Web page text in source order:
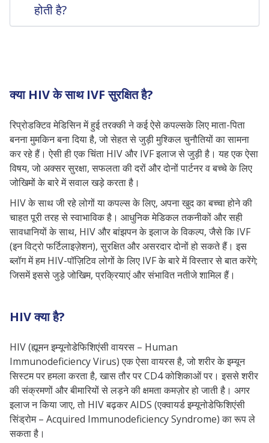
होती है?
क्या HIV के साथ IVF सुरक्षित है?
रिप्रोडक्टिव मेडिसिन में हुई तरक्की ने कई ऐसे कपल्सके लिए माता-पिता
बनना मुमकिन बना दिया है, जो सेहत से जुड़ी मुश्किल चुनौतियों का सामना
कर रहे हैं। ऐसी ही एक चिंता HIV और IVF इलाज से जुड़ी है। यह एक ऐसा
विषय, जो अक्सर सुरक्षा, सफलता की दरों और दोनों पार्टनर व बच्चे के लिए
जोखिमों के बारे में सवाल खड़े करता है।
HIV के साथ जी रहे लोगों या कपल्स के लिए, अपना खुद का बच्चा होने की
चाहत पूरी तरह से स्वाभाविक है। आधुनिक मेडिकल तकनीकों और सही
सावधानियों के साथ, HIV और बांझपन के इलाज के विकल्प, जैसे कि IVF
(इन विट्रो फर्टिलाइज़ेशन), सुरक्षित और असरदार दोनों हो सकते हैं। इस
ब्लॉग में हम HIV-पॉज़िटिव लोगों के लिए IVF के बारे में विस्तार से बात करेंगे;
जिसमें इससे जुड़े जोखिम, प्रक्रियाएं और संभावित नतीजे शामिल हैं।
HIV क्या है?
HIV (ह्यूमन इम्यूनोडेफिशिएंसी वायरस – Human
Immunodeficiency Virus) एक ऐसा वायरस है, जो शरीर के इम्यून
सिस्टम पर हमला करता है, खास तौर पर CD4 कोशिकाओं पर। इससे शरीर
की संक्रमणों और बीमारियों से लड़ने की क्षमता कमज़ोर हो जाती है। अगर
इलाज न किया जाए, तो HIV बढ़कर AIDS (एक्वायर्ड इम्यूनोडेफिशिएंसी
सिंड्रोम – Acquired Immunodeficiency Syndrome) का रूप ले
सकता है।